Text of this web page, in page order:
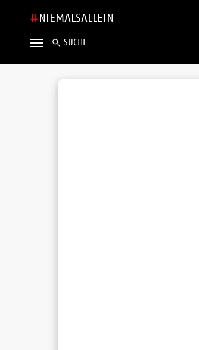
NIEMALSALLEIN
SUCHE